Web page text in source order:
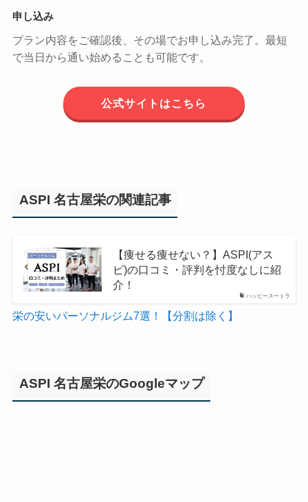
申し込み
プラン内容をご確認後、その場でお申し込み完了。最短
で当日から通い始めることも可能です。
公式サイトはこちら
ASPI 名古屋栄の関連記事
ハッピースートラ
【痩せる痩せない？】ASPI(アス
ピ)の口コミ・評判を忖度なしに紹
介！
栄の安いパーソナルジム7選！【分割は除く】
ASPI 名古屋栄のGoogleマップ